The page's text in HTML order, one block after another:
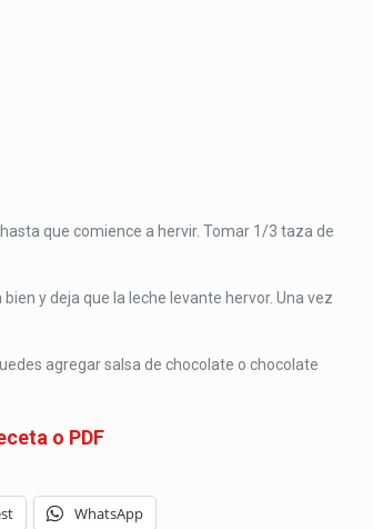
que comience a hervir. Tomar 1/3 taza de
y deja que la leche levante hervor. Una vez
agregar salsa de chocolate o chocolate
o PDF
WhatsApp